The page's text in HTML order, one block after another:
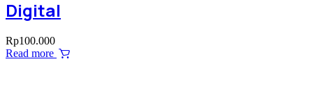
Digital
Rp100.000
Read more